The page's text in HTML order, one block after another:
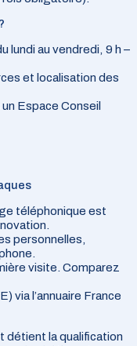
lundi au vendredi, 9 h –
et localisation des
Espace Conseil
téléphonique est
personnelles,
visite. Comparez
via l’annuaire France
détient la qualification